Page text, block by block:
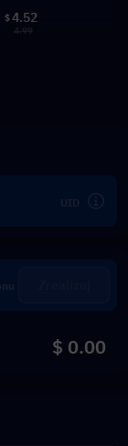
$4.52
4.99
$ 0.00